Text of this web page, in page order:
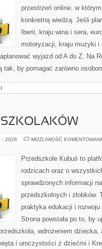
przestrzeń online, w
konkretną wiedzą. Jeśli
Iberii, kraju wina i sera,
motoryzacji, kraju muzyki
wyjazd od A do Z. Na
tak, by pomagać zarówno
- 2026 MOŻLIWOŚĆ
Przedszkole Kubuś to
rodzicach oraz o
sprawdzonych informacji
przedszkolnych i żłobków.
praktyka edukacji i
Strona powstała po to, by
wdrożeniem dziecka,
i uroczystości z dziećmi i